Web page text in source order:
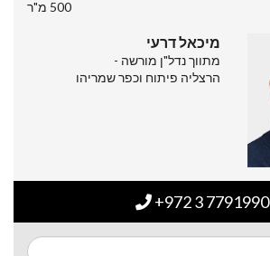
500 מ"ר
מיכאל דרעי
מתווך נדל"ן מורשה -
הרצליה פיתוח וכפר שמריהו
+972 3 7791990